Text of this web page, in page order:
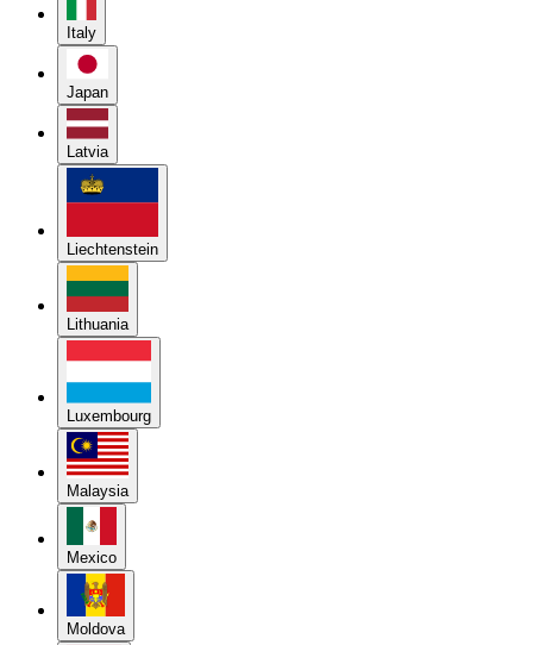
Italy
Japan
Latvia
Liechtenstein
Lithuania
Luxembourg
Malaysia
Mexico
Moldova